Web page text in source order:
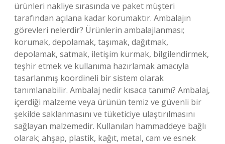
ürünleri nakliye sırasında ve paket müşteri
tarafından açılana kadar korumaktır. Ambalajın
görevleri nelerdir? Ürünlerin ambalajlanması;
korumak, depolamak, taşımak, dağıtmak,
depolamak, satmak, iletişim kurmak, bilgilendirmek,
teşhir etmek ve kullanıma hazırlamak amacıyla
tasarlanmış koordineli bir sistem olarak
tanımlanabilir. Ambalaj nedir kısaca tanımı? Ambalaj,
içerdiği malzeme veya ürünün temiz ve güvenli bir
şekilde saklanmasını ve tüketiciye ulaştırılmasını
sağlayan malzemedir. Kullanılan hammaddeye bağlı
olarak; ahşap, plastik, kağıt, metal, cam ve esnek